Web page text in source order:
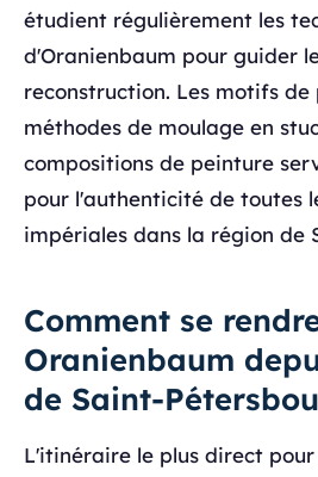
étudient régulièrement les
d'Oranienbaum pour guider
reconstruction. Les motifs de
méthodes de moulage en
compositions de peinture
pour l'authenticité de toutes
impériales dans la région de
Comment se
Oranienbaum
de Saint-
L'itinéraire le plus direct